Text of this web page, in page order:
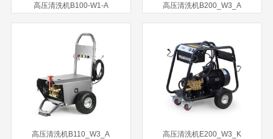
高压清洗机B100-W1-A 高压清洗机B200_W3_A
高压清洗机B110_W3_A 高压清洗机E200_W3_K